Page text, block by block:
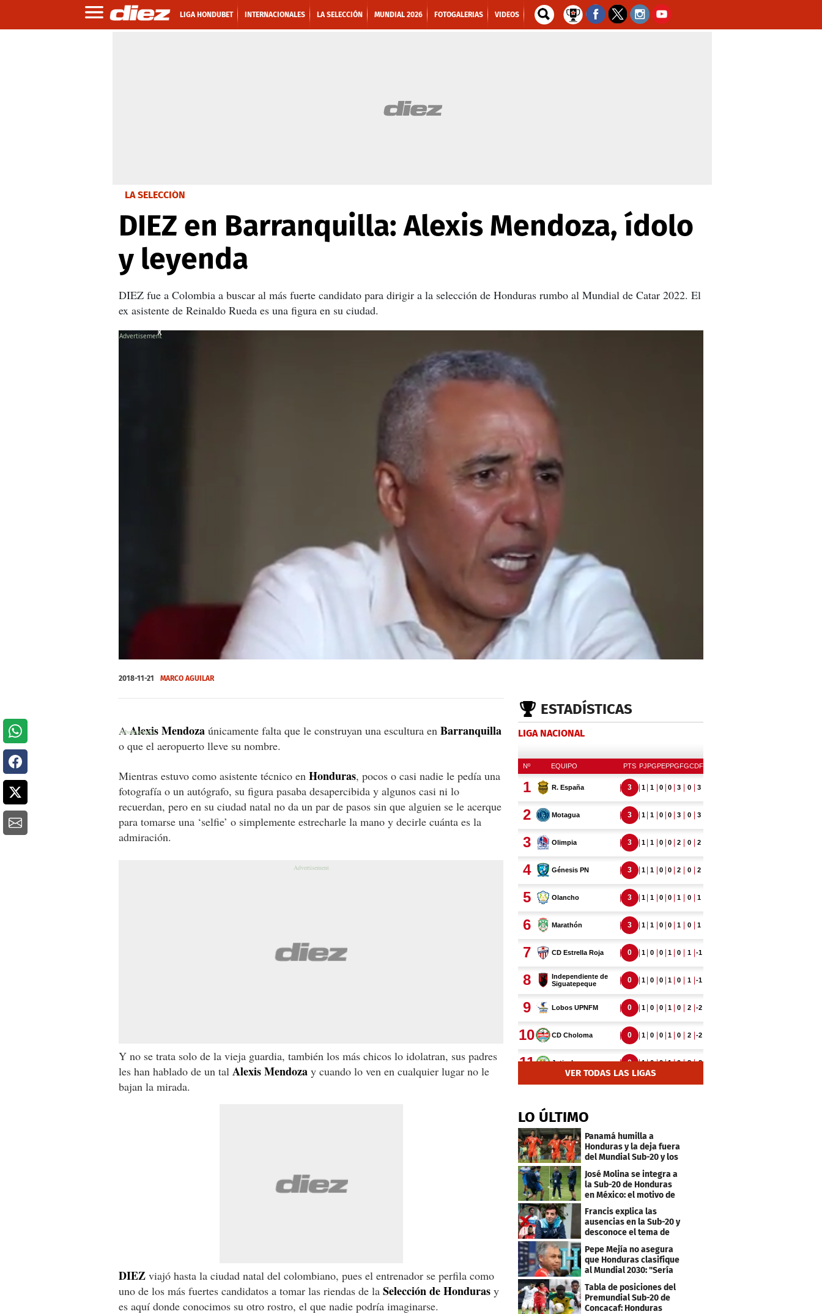
LIGA HONDUBET INTERNACIONALES LA SELECCIÓN MUNDIAL 2026 FOTOGALERIAS VIDEOS
LA SELECCIÓN
DIEZ en Barranquilla: Alexis Mendoza, ídolo
y leyenda
DIEZ fue a Colombia a buscar al más fuerte candidato para dirigir a la selección de Honduras rumbo al Mundial de Catar 2022. El
ex asistente de Reinaldo Rueda es una figura en su ciudad.
of
22
X
X
X
2018-11-21 MARCO AGUILAR
AAlexis Mendoza únicamente falta que le construyan una escultura en Barranquilla
o que el aeropuerto lleve su nombre.
Mientras estuvo como asistente técnico en Honduras, pocos o casi nadie le pedía una
fotografía o un autógrafo, su figura pasaba desapercibida y algunos casi ni lo
recuerdan, pero en su ciudad natal no da un par de pasos sin que alguien se le acerque
para tomarse una ‘selfie’ o simplemente estrecharle la mano y decirle cuánta es la
admiración.
Y no se trata solo de la vieja guardia, también los más chicos lo idolatran, sus padres
les han hablado de un tal Alexis Mendoza y cuando lo ven en cualquier lugar no le
bajan la mirada.
DIEZ viajó hasta la ciudad natal del colombiano, pues el entrenador se perfila como
uno de los más fuertes candidatos a tomar las riendas de la Selección de Honduras y
es aquí donde conocimos su otro rostro, el que nadie podría imaginarse.
ESTADÍSTICAS
LIGA NACIONAL
VER TODAS LAS LIGAS
LO ÚLTIMO
Panamá humilla a
Honduras y la deja fuera
del Mundial Sub-20 y los
Juegos Olímpicos
José Molina se integra a
la Sub-20 de Honduras
en México: el motivo de
su viaje
Francis explica las
ausencias en la Sub-20 y
desconoce el tema de
los tiktokers
Pepe Mejía no asegura
que Honduras clasifique
al Mundial 2030: "Sería
mentir"
Tabla de posiciones del
Premundial Sub-20 de
Concacaf: Honduras